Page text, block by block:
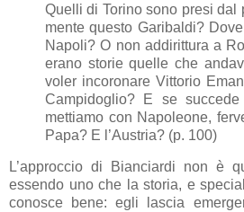
Quelli di Torino sono presi dal
mente questo Garibaldi?
Napoli? O non addirittura a
erano storie quelle che
voler incoronare Vittorio
Campidoglio? E se
mettiamo con Napoleone,
Papa? E l’Austria? (p. 100)
L’approccio di Bianciardi non è
essendo uno che la storia, e
conosce bene: egli lascia